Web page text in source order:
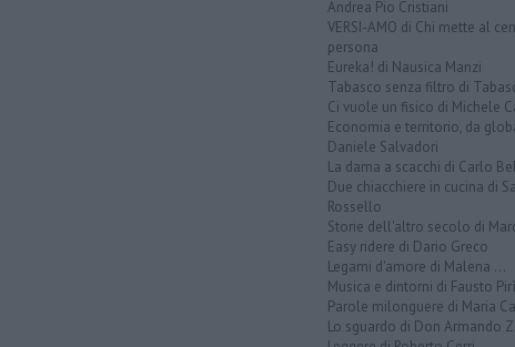
Andrea Pio Cristiani
VERSI-AMO di Chi mette al
persona
Eureka! di Nausica Manzi
Tabasco senza filtro di
Ci vuole un fisico di Michele
Economia e territorio, da
Daniele Salvadori
La dama a scacchi di Carlo
Due chiacchiere in cucina di
Rossello
Storie dell'altro secolo di
Easy ridere di Dario Greco
Legami d'amore di Malena ...
Musica e dintorni di Fausto
Parole milonguere di Maria
Lo sguardo di Don Armando